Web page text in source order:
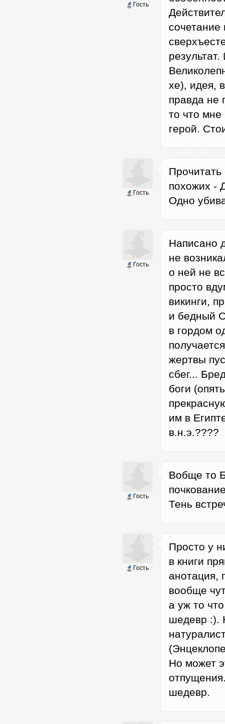
Гость
хе), идея,
правда не
то что
герой.
Гость
Прочитать
похожих -
Одно
Гость
Написано
не
о ней не
просто
викинги,
и бедный
в гордом
жертвы
сбег...
боги
им в
в.н.э.????
Гость
Вобще то
Тень
Гость
Просто у
в книги
анотация,
вообще
а уж то
шедевр :).
Но может
шедевр.